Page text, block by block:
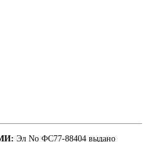
Эл No ФС77-88404 выдано